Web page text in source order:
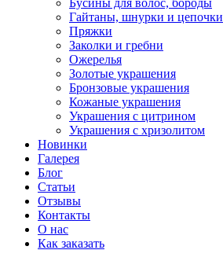
Гайтаны, шнурки и цепочки
Пряжки
Заколки и гребни
Ожерелья
Золотые украшения
Бронзовые украшения
Кожаные украшения
Украшения с цитрином
Украшения с хризолитом
Новинки
Галерея
Блог
Статьи
Отзывы
Контакты
О нас
Как заказать